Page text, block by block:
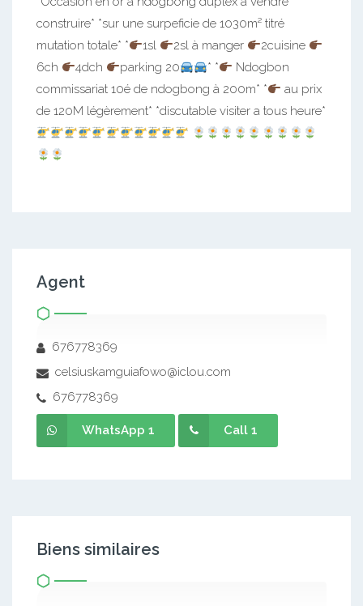
construire* *sur une surpeficie de 1030m² titré
mutation totale* *
1sl 2sl à manger
2cuisine
6ch
4dch parking 20 * *
Ndogbon
commissariat 10é de ndogbong à 200m* *
au prix
de 120M légèrement* *discutable visiter a tous heure*
Agent
676778369
celsiuskamguiafowo@iclou.com
676778369
WhatsApp 1 Call 1
Biens similaires